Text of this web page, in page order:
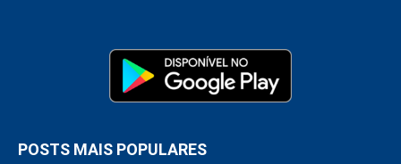
POSTS MAIS POPULARES